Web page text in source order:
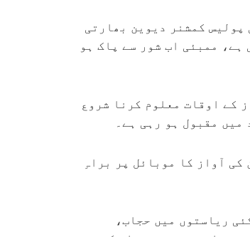
پولیس کمشنر دیوین بھارتی
ممبئی اب شور سے پاک ہو
کے اوقات معلوم کرنا شروع
میں مقبول ہو رہی ہے۔
آواز کا موبائل پر براہِ
ریاستوں میں حجاب،